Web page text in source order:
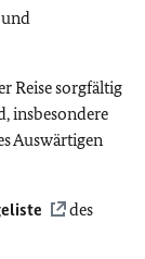
und
Reise sorgfältig
insbesondere
Auswärtigen
des